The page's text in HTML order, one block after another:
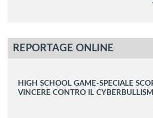
REPORTAGE ONLINE
HIGH SCHOOL GAME-SPECIALE
VINCERE CONTRO IL